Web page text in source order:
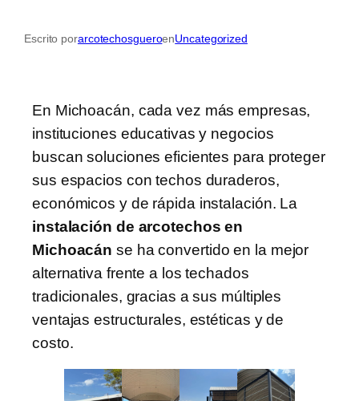
Escrito porarcotechosgueroenUncategorized
En Michoacán, cada vez más empresas,
instituciones educativas y negocios
buscan soluciones eficientes para proteger
sus espacios con techos duraderos,
económicos y de rápida instalación. La
instalación de arcotechos en
Michoacán se ha convertido en la mejor
alternativa frente a los techados
tradicionales, gracias a sus múltiples
ventajas estructurales, estéticas y de
costo.